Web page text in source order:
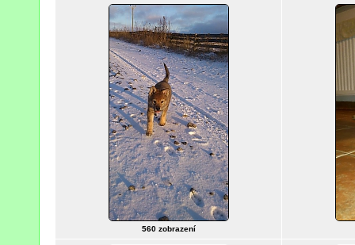
560 zobrazení